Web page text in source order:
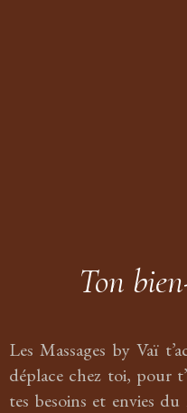
Ton
Les Massages by Vaï
déplace chez toi, pour
tes besoins et envies